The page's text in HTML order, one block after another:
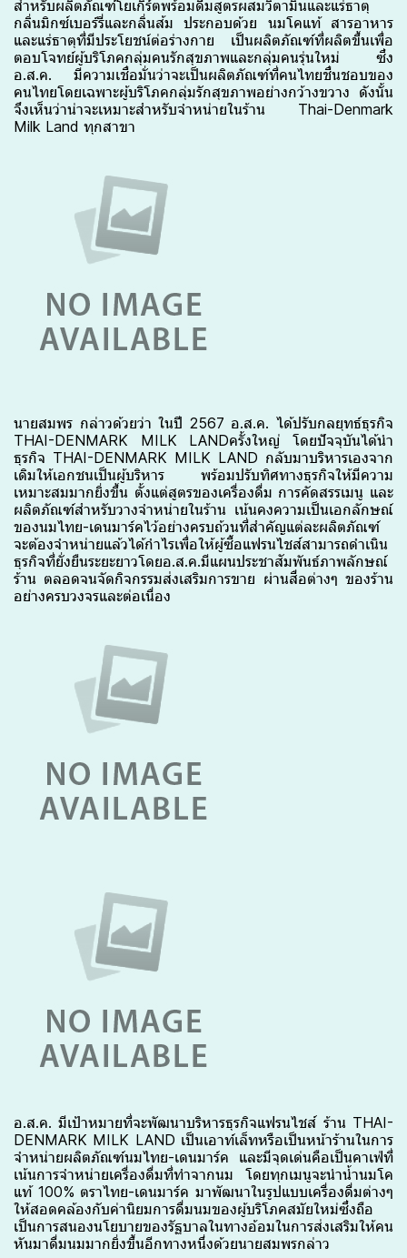
สำหรับผลิตภัณฑ์โยเกิร์ตพร้อมดื่มสูตรผสมวิตามินและแร่ธาตุ
กลิ่นมิกซ์เบอร์รี่และกลิ่นส้ม ประกอบด้วย นมโคแท้ สารอาหาร
และแร่ธาตุที่มีประโยชน์ต่อร่างกาย เป็นผลิตภัณฑ์ที่ผลิตขึ้นเพื่อ
ตอบโจทย์ผู้บริโภคกลุ่มคนรักสุขภาพและกลุ่มคนรุ่นใหม่ ซึ่ง
อ.ส.ค. มีความเชื่อมั่นว่าจะเป็นผลิตภัณฑ์ที่คนไทยชื่นชอบของ
คนไทยโดยเฉพาะผู้บริโภคกลุ่มรักสุขภาพอย่างกว้างขวาง ดังนั้น
จึงเห็นว่าน่าจะเหมาะสำหรับจำหน่ายในร้าน Thai-Denmark
Milk Land ทุกสาขา
นายสมพร กล่าวด้วยว่า ในปี 2567 อ.ส.ค. ได้ปรับกลยุทธ์ธุรกิจ
THAI-DENMARK MILK LANDครั้งใหญ่ โดยปัจจุบันได้นำ
ธุรกิจ THAI-DENMARK MILK LAND กลับมาบริหารเองจาก
เดิมให้เอกชนเป็นผู้บริหาร พร้อมปรับทิศทางธุรกิจให้มีความ
เหมาะสมมากยิ่งขึ้น ตั้งแต่สูตรของเครื่องดื่ม การคัดสรรเมนู และ
ผลิตภัณฑ์สำหรับวางจำหน่ายในร้าน เน้นคงความเป็นเอกลักษณ์
ของนมไทย-เดนมาร์คไว้อย่างครบถ้วนที่สำคัญแต่ละผลิตภัณฑ์
จะต้องจำหน่ายแล้วได้กำไรเพื่อให้ผู้ซื้อแฟรนไชส์สามารถดำเนิน
ธุรกิจที่ยั่งยืนระยะยาวโดยอ.ส.ค.มีแผนประชาสัมพันธ์ภาพลักษณ์
ร้าน ตลอดจนจัดกิจกรรมส่งเสริมการขาย ผ่านสื่อต่างๆ ของร้าน
อย่างครบวงจรและต่อเนื่อง
อ.ส.ค. มีเป้าหมายที่จะพัฒนาบริหารธุรกิจแฟรนไชส์ ร้าน THAI-
DENMARK MILK LAND เป็นเอาท์เล็ทหรือเป็นหน้าร้านในการ
จำหน่ายผลิตภัณฑ์นมไทย-เดนมาร์ค และมีจุดเด่นคือเป็นคาเฟ่ที่
เน้นการจำหน่ายเครื่องดื่มที่ทำจากนม โดยทุกเมนูจะนำน้ำนมโค
แท้ 100% ตราไทย-เดนมาร์ค มาพัฒนาในรูปแบบเครื่องดื่มต่างๆ
ให้สอดคล้องกับค่านิยมการดื่มนมของผู้บริโภคสมัยใหม่ซึ่งถือ
เป็นการสนองนโยบายของรัฐบาลในทางอ้อมในการส่งเสริมให้คน
หันมาดื่มนมมากยิ่งขึ้นอีกทางหนึ่งด้วยนายสมพรกล่าว